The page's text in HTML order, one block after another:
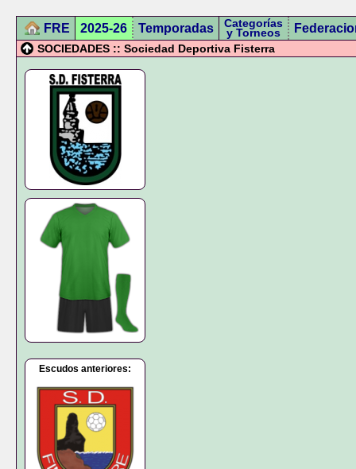
FRE 2025-26 Temporadas Categorías
y Torneos
SOCIEDADES :: Sociedad Deportiva Fisterra
Escudos anteriores: